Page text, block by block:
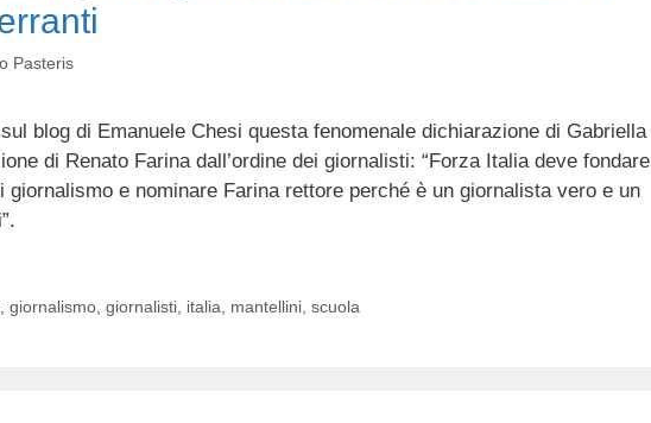
Pasteris
blog di Emanuele Chesi questa fenomenale dichiarazione di Gabriella
di Renato Farina dall’ordine dei giornalisti: “Forza Italia deve fondare
giornalismo e nominare Farina rettore perché è un giornalista vero e un
giornalismo, giornalisti, italia mantellini, scuola